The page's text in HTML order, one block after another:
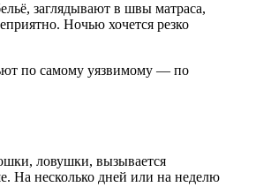
заглядывают в швы матраса,
Ночью хочется резко
по самому уязвимому — по
ловушки, вызывается
На несколько дней или на неделю